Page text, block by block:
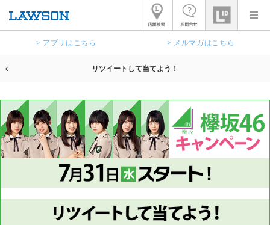
> アプリはこちら > メルマガはこちら
リツイートして当てよう！